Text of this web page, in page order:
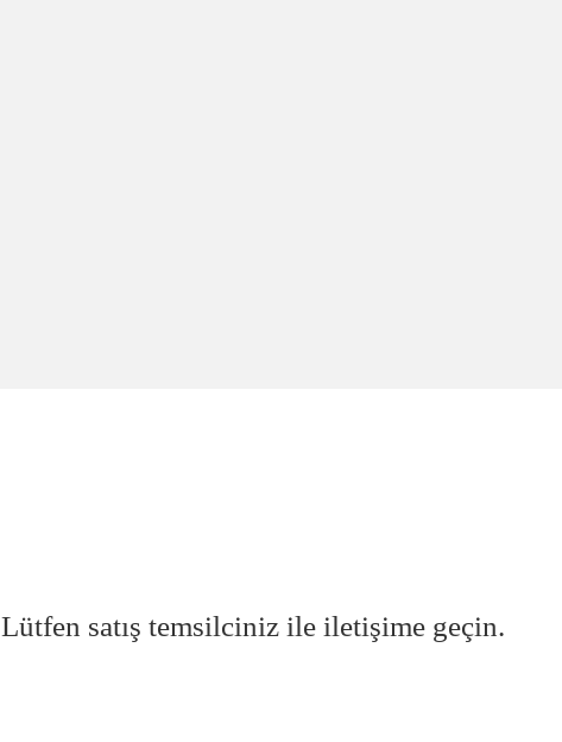
Lütfen satış temsilciniz ile iletişime geçin.